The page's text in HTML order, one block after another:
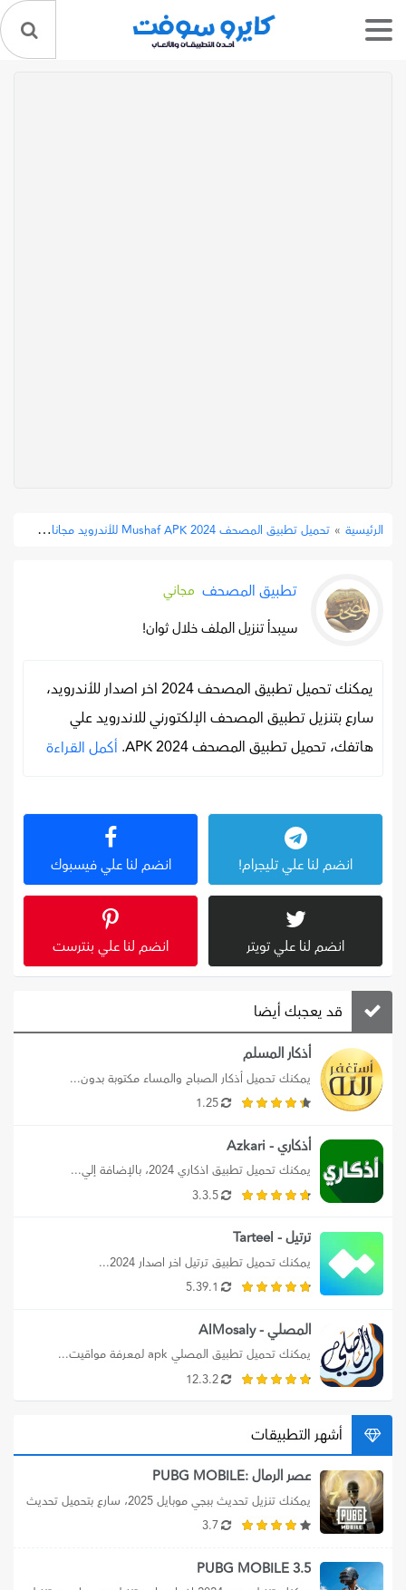
الرئيسية » تحميل تطبيق المصحف 2024 Mushaf APK للأندرويد مجانا »
تطبيق المصحف مجاني
سيبدأ تنزيل الملف خلال ثوان!
يمكنك تحميل تطبيق المصحف 2024 اخر اصدار للأندرويد،
سارع بتنزيل تطبيق المصحف الإلكتورني للاندرويد علي
هاتفك، تحميل تطبيق المصحف APK 2024.
أكمل القراءة
انضم لنا علي تليجرام! انضم لنا علي فيسبوك
انضم لنا علي تويتر انضم لنا علي بنترست
قد يعجبك أيضا
أذكار المسلم
يمكنك تحميل أذكار الصباح والمساء مكتوبة بدون...
1.25
أذكاري - Azkari
يمكنك تحميل تطبيق اذكاري 2024، بالإضافة إلي...
3.3.5
ترتيل - Tarteel
يمكنك تحميل تطبيق ترتيل اخر اصدار 2024...
5.39.1
المصلي - AlMosaly
يمكنك تحميل تطبيق المصلي apk لمعرفة مواقيت...
12.3.2
أشهر التطبيقات
عصر الرمال :PUBG MOBILE
ببجي موبايل 3.7 مود عصر...
3.7
PUBG MOBILE 3.5